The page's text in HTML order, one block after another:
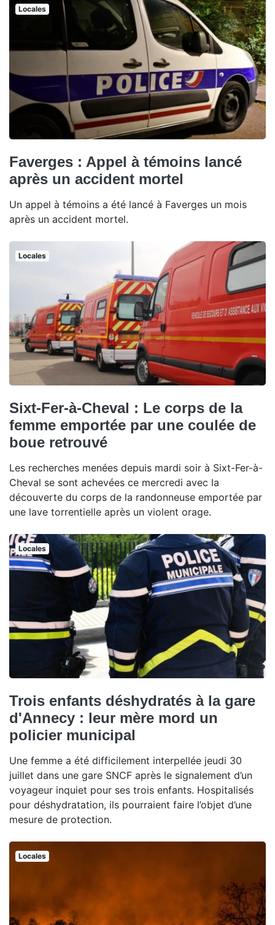
Locales
Faverges : Appel à témoins lancé
après un accident mortel
Un appel à témoins a été lancé à Faverges un mois
après un accident mortel.
Locales
Sixt-Fer-à-Cheval : Le corps de la
femme emportée par une coulée de
boue retrouvé
Les recherches menées depuis mardi soir à Sixt-Fer-à-
Cheval se sont achevées ce mercredi avec la
découverte du corps de la randonneuse emportée par
une lave torrentielle après un violent orage.
Locales
Trois enfants déshydratés à la gare
d'Annecy : leur mère mord un
policier municipal
Une femme a été difficilement interpellée jeudi 30
juillet dans une gare SNCF après le signalement d’un
voyageur inquiet pour ses trois enfants. Hospitalisés
pour déshydratation, ils pourraient faire l’objet d’une
mesure de protection.
Locales